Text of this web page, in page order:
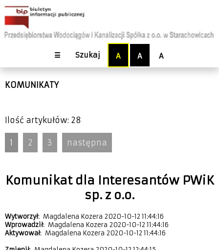
☰ Szukaj A A A
KOMUNIKATY
Ilość artykułów: 28
1 2 3 następna
Komunikat dla Interesantów PWiK
sp. z o.o.
Wytworzył: Magdalena Kozera 2020-10-12 11:44:16
Wprowadził: Magdalena Kozera 2020-10-12 11:44:16
Aktywował: Magdalena Kozera 2020-10-12 11:44:16